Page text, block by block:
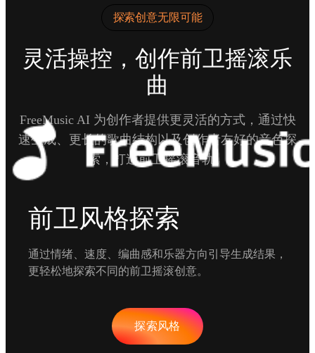
探索创意无限可能
灵活操控，创作前卫摇滚乐
曲
FreeMusic AI 为创作者提供更灵活的方式，通过快
速生成、更长的歌曲结构以及创作者友好的音色探
索，打造前卫摇滚音轨。
前卫风格探索
通过情绪、速度、编曲感和乐器方向引导生成结果，
更轻松地探索不同的前卫摇滚创意。
探索风格